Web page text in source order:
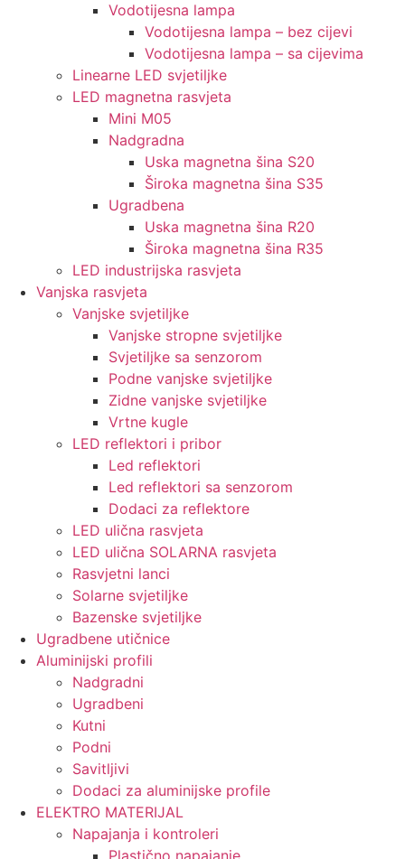
Vodotijesna lampa
Vodotijesna lampa – bez cijevi
Vodotijesna lampa – sa cijevima
Linearne LED svjetiljke
LED magnetna rasvjeta
Mini M05
Nadgradna
Uska magnetna šina S20
Široka magnetna šina S35
Ugradbena
Uska magnetna šina R20
Široka magnetna šina R35
LED industrijska rasvjeta
Vanjska rasvjeta
Vanjske svjetiljke
Vanjske stropne svjetiljke
Svjetiljke sa senzorom
Podne vanjske svjetiljke
Zidne vanjske svjetiljke
Vrtne kugle
LED reflektori i pribor
Led reflektori
Led reflektori sa senzorom
Dodaci za reflektore
LED ulična rasvjeta
LED ulična SOLARNA rasvjeta
Rasvjetni lanci
Solarne svjetiljke
Bazenske svjetiljke
Ugradbene utičnice
Aluminijski profili
Nadgradni
Ugradbeni
Kutni
Podni
Savitljivi
Dodaci za aluminijske profile
ELEKTRO MATERIJAL
Napajanja i kontroleri
Plastično napajanje